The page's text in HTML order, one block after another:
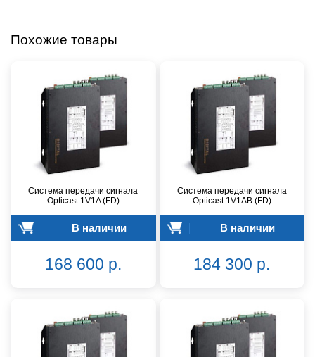
Похожие товары
Система передачи сигнала
Opticast 1V1A (FD)
В наличии
168 600 р.
Система передачи сигнала
Opticast 1V1AB (FD)
В наличии
184 300 р.